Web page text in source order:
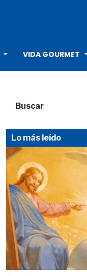
VIDA GOURMET
Buscar
Lo más leído